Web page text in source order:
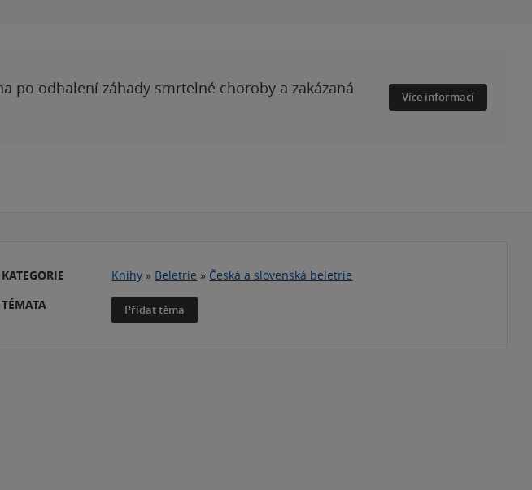
po odhalení záhady smrtelné choroby a zakázaná
Více informací
KATEGORIE Knihy » Beletrie » Česká a slovenská beletrie
TÉMATA
Přidat téma